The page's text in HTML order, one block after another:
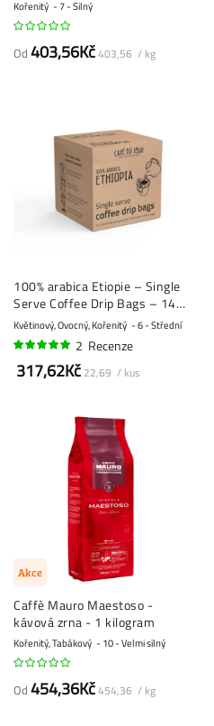
Kořenitý 7 - Silný
Od 403,56Kč403,56 / kg
100% arabica Etiopie – Single
Serve Coffee Drip Bags – 14
ks
Květinový, Ovocný, Kořenitý 6 - Střední
2 Recenze
317,62Kč 22,69 / kus
Akce
Caffè Mauro Maestoso -
kávová zrna - 1 kilogram
Kořenitý, Tabákový 10 - Velmi silný
Od 454,36Kč454,36 / kg